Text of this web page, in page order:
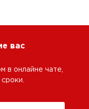
вас
в онлайне чате,